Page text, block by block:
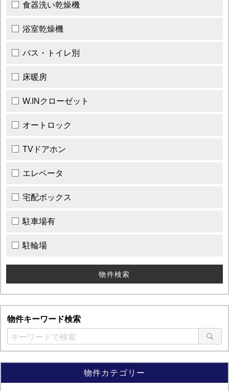
食器洗い乾燥機
浴室乾燥機
バス・トイレ別
床暖房
W.INクローゼット
オートロック
TVドアホン
エレベータ
宅配ボックス
駐車場有
駐輪場
物件キーワード検索
物件カテゴリー